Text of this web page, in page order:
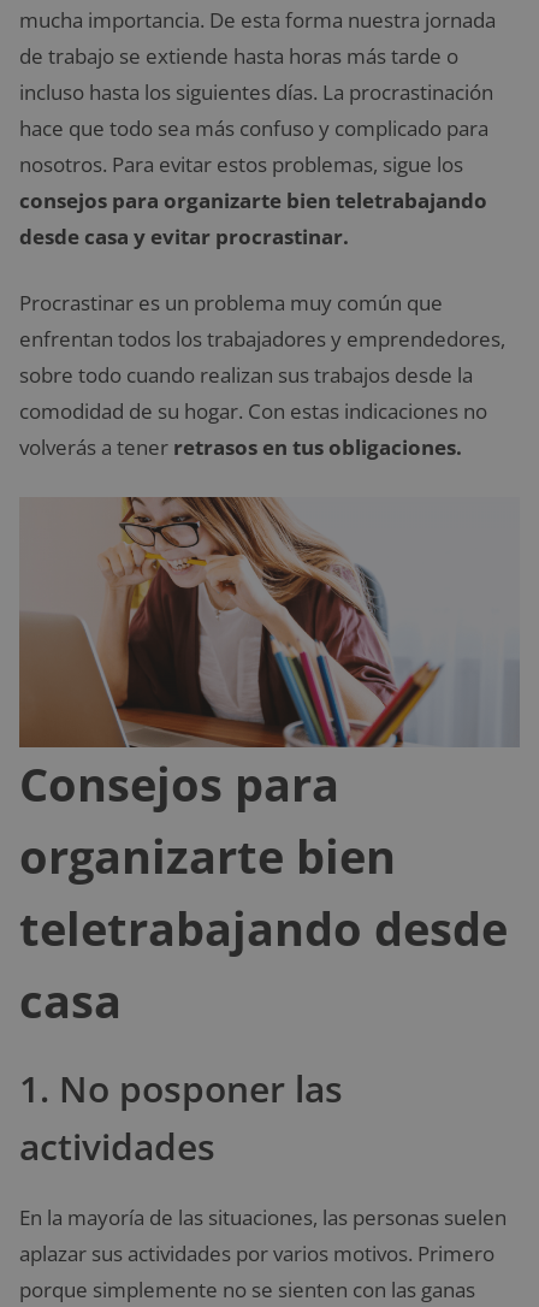
mucha importancia. De esta forma nuestra jornada
de trabajo se extiende hasta horas más tarde o
incluso hasta los siguientes días. La procrastinación
hace que todo sea más confuso y complicado para
nosotros. Para evitar estos problemas, sigue los
consejos para organizarte bien teletrabajando
desde casa y evitar procrastinar.
Procrastinar es un problema muy común que
enfrentan todos los trabajadores y emprendedores,
sobre todo cuando realizan sus trabajos desde la
comodidad de su hogar. Con estas indicaciones no
volverás a tener retrasos en tus obligaciones.
Consejos para
organizarte bien
teletrabajando desde
casa
1. No posponer las
actividades
En la mayoría de las situaciones, las personas suelen
aplazar sus actividades por varios motivos. Primero
porque simplemente no se sienten con las ganas